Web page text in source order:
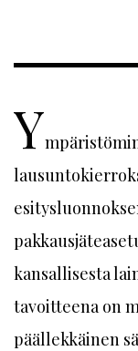
Y
kansallisesta
tavoitteena on
päällekkäinen